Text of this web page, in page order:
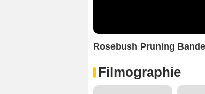
Rosebush Pruning
Filmographie